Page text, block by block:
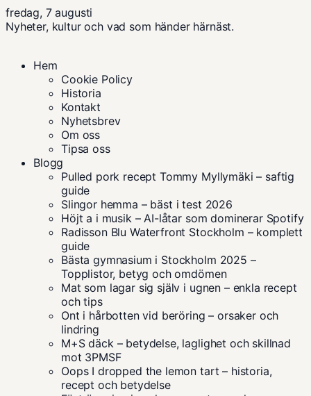
fredag, 7 augusti
Nyheter, kultur och vad som händer härnäst.
Hem
Cookie Policy
Historia
Kontakt
Nyhetsbrev
Om oss
Tipsa oss
Blogg
Pulled pork recept Tommy Myllymäki – saftig
guide
Slingor hemma – bäst i test 2026
Höjt a i musik – AI-låtar som dominerar Spotify
Radisson Blu Waterfront Stockholm – komplett
guide
Bästa gymnasium i Stockholm 2025 –
Topplistor, betyg och omdömen
Mat som lagar sig själv i ugnen – enkla recept
och tips
Ont i hårbotten vid beröring – orsaker och
lindring
M+S däck – betydelse, laglighet och skillnad
mot 3PMSF
Oops I dropped the lemon tart – historia,
recept och betydelse